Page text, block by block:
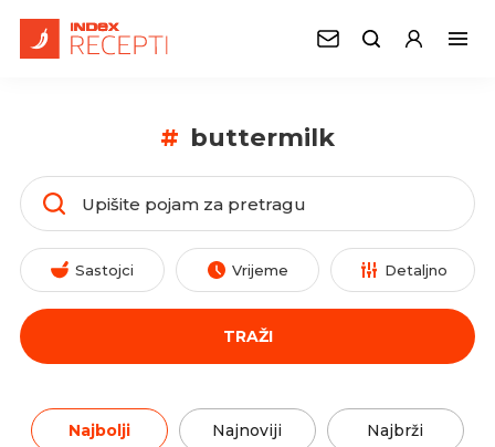
# buttermilk
Sastojci Vrijeme Detaljno
TRAŽI
Najbolji Najnoviji Najbrži